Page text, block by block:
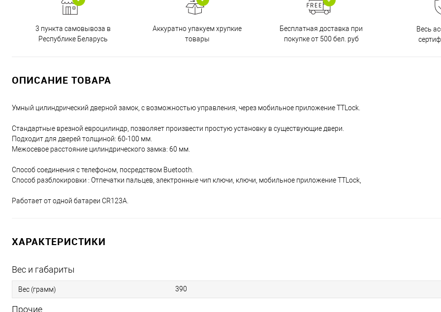
3 пункта самовывоза в
Республике Беларусь
Аккуратно упакуем хрупкие
товары
Бесплатная доставка при
покупке от 500 бел. руб
Весь
ОПИСАНИЕ ТОВАРА
Умный цилиндрический дверной замок, с возможностью управления, через мобильное приложение TTLock.
Стандартные врезной евроцилиндр, позволяет произвести простую установку в существующие двери.
Подходит для дверей толщиной: 60-100 мм.
Межосевое расстояние цилиндрического замка: 60 мм.
Способ соединения с телефоном, посредством Buetooth.
Способ разблокировки : Отпечатки пальцев, электронные чип ключи, ключи, мобильное приложение TTLock,
Работает от одной батареи CR123A.
ХАРАКТЕРИСТИКИ
Вес и габариты
Вес (грамм) 390
Прочие